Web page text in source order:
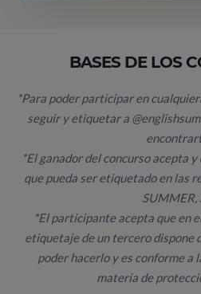
BASES DE LOS
*Para poder participar en
seguir y etiquetar a
*El ganador del concurso acepta
que pueda ser etiquetado en las
SUMMER,
*El participante acepta que en
etiquetaje de un tercero dispone
poder hacerlo y es conforme a
materia de